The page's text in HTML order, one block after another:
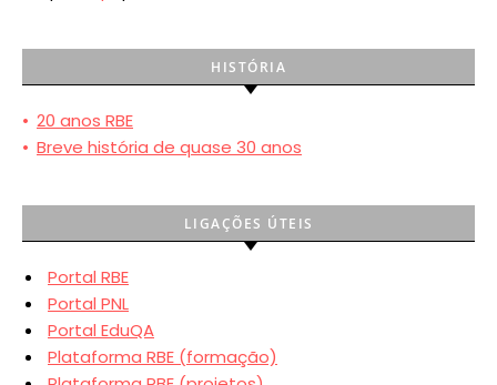
HISTÓRIA
• 20 anos RBE
• Breve história de quase 30 anos
LIGAÇÕES ÚTEIS
Portal RBE
Portal PNL
Portal EduQA
Plataforma RBE (formação)